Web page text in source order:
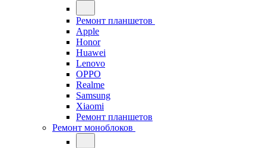
Ремонт планшетов
Apple
Honor
Huawei
Lenovo
OPPO
Realme
Samsung
Xiaomi
Ремонт планшетов
Ремонт моноблоков